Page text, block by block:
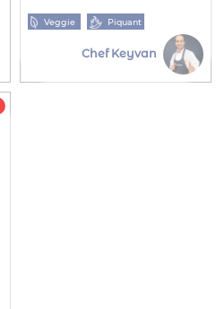
Veggie Piquant
Chef Keyvan